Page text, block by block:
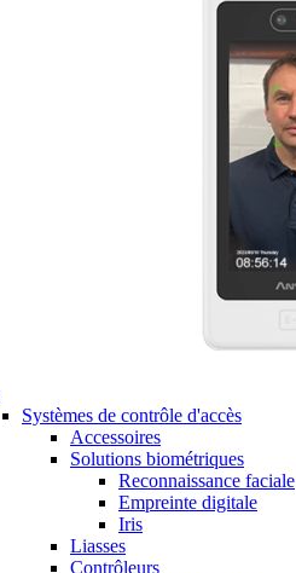
Systèmes de contrôle d'accès
Accessoires
Solutions biométriques
Reconnaissance faciale
Empreinte digitale
Iris
Liasses
Contrôleurs